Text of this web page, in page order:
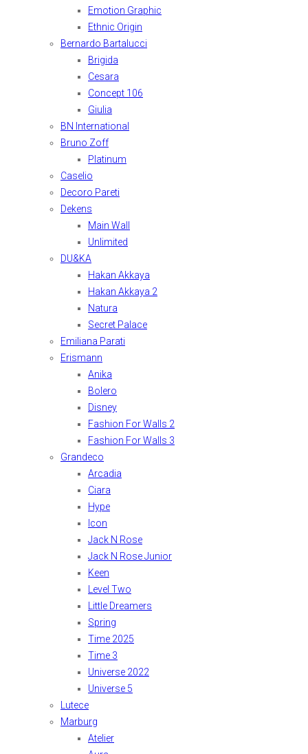
Emotion Graphic
Ethnic Origin
Bernardo Bartalucci
Brigida
Cesara
Concept 106
Giulia
BN International
Bruno Zoff
Platinum
Caselio
Decoro Pareti
Dekens
Main Wall
Unlimited
DU&KA
Hakan Akkaya
Hakan Akkaya 2
Natura
Secret Palace
Emiliana Parati
Erismann
Anika
Bolero
Disney
Fashion For Walls 2
Fashion For Walls 3
Grandeco
Arcadia
Ciara
Hype
Icon
Jack N Rose
Jack N Rose Junior
Keen
Level Two
Little Dreamers
Spring
Time 2025
Time 3
Universe 2022
Universe 5
Lutece
Marburg
Atelier